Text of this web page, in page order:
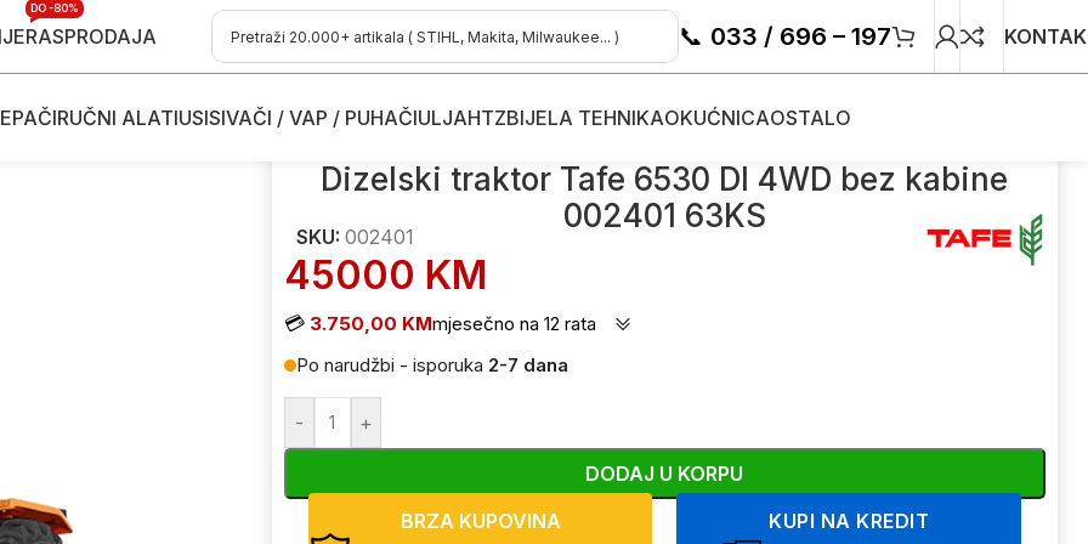
RASPRODAJA
DO -80%
📞 033 / 696 – 197
RUČNI ALATIUSISIVAČI / VAP / PUHAČIULJAHTZBIJELA TEHNIKAOKUĆNICAOSTALO
traktor Tafe 6530 DI 4WD bez kabine 002401 63KS
Dizelski traktor Tafe 6530 DI 4WD bez kabine
002401 63KS
SKU: 002401
45000 KM
💳 3.750,00 KMmjesečno na 12 rata
Po narudžbi - isporuka 2-7 dana
- +
DODAJ U KORPU
BRZA KUPOVINA
KUPI NA KREDIT